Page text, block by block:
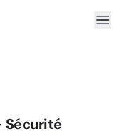
Sécurité